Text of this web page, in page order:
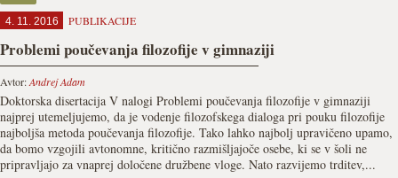
4. 11. 2016 PUBLIKACIJE
Problemi poučevanja filozofije v gimnaziji
Avtor:Andrej Adam
Doktorska disertacija V nalogi Problemi poučevanja filozofije v gimnaziji
najprej utemeljujemo, da je vodenje filozofskega dialoga pri pouku filozofije
najboljša metoda poučevanja filozofije. Tako lahko najbolj upravičeno upamo,
da bomo vzgojili avtonomne, kritično razmišljajoče osebe, ki se v šoli ne
pripravljajo za vnaprej določene družbene vloge. Nato razvijemo trditev,...